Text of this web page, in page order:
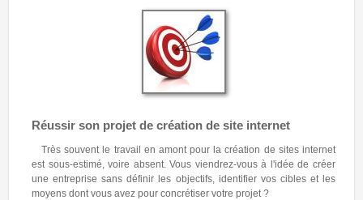
Réussir son projet de création de site internet
Très souvent le travail en amont pour la création de sites internet
est sous-estimé, voire absent. Vous viendrez-vous à l'idée de créer
une entreprise sans définir les objectifs, identifier vos cibles et les
moyens dont vous avez pour concrétiser votre projet ?